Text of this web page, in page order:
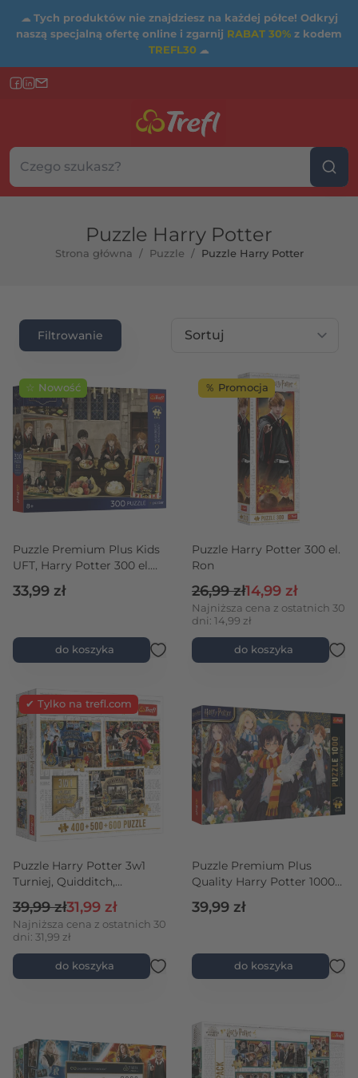
☁ Tych produktów nie znajdziesz na każdej półce! Odkryj
naszą specjalną ofertę online i zgarnij RABAT 30% z kodem
TREFL30 ☁
Szukaj w sklepie...
Wybierz kategorię
Puzzle Harry Potter
Strona główna / Puzzle / Puzzle Harry Potter
maksymalna
Filtrowanie
Sortuj wg
☆ Nowość
Puzzle Premium Plus Kids
UFT, Harry Potter 300 el.
Expecto Patronum +
kolekcjonerski plakat
33,99 zł
do koszyka
％ Promocja
Puzzle Harry Potter 300 el.
Ron
Cena promocyjna
14,99 zł
Cena regularna
26,99 zł
Najniższa cena z ostatnich 30
dni: 14,99 zł
do koszyka
✔ Tylko na trefl.com
Puzzle Harry Potter 3w1
Turniej, Quidditch,
Cena promocyjna
31,99 zł
Cena regularna
39,99 zł
Najniższa cena z ostatnich 30
dni: 31,99 zł
do koszyka
Puzzle Premium Plus
Quality Harry Potter 1000
39,99 zł
do koszyka